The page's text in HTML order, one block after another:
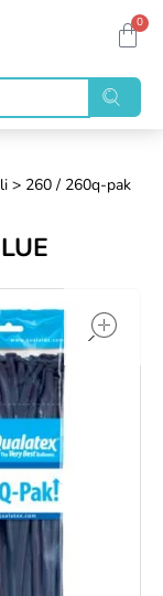
0
> 260 / 260q-pak